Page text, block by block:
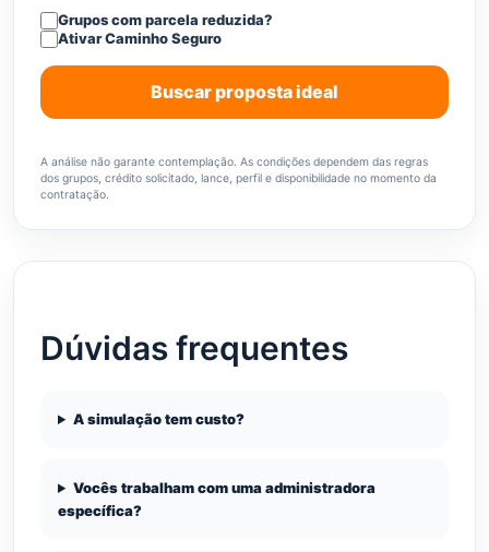
Grupos com parcela reduzida?
Ativar Caminho Seguro
Buscar proposta ideal
A análise não garante contemplação. As condições dependem das regras
dos grupos, crédito solicitado, lance, perfil e disponibilidade no momento da
contratação.
Dúvidas frequentes
A simulação tem custo?
Vocês trabalham com uma administradora
específica?